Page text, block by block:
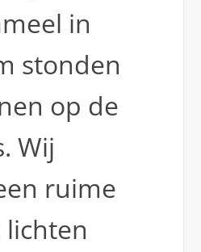
in
stonden
op de
Wij
ruime
lichten